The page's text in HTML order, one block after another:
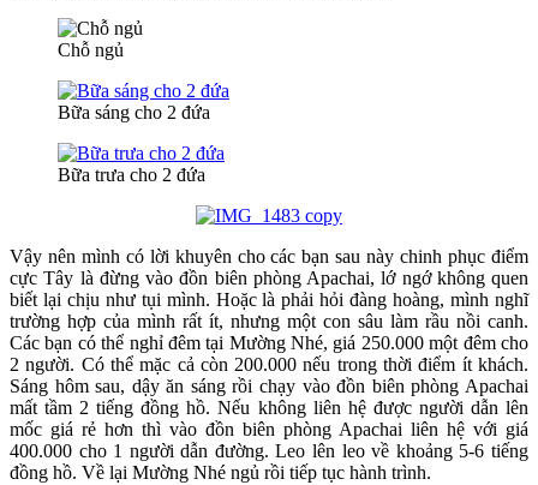
Chỗ ngủ
Bữa sáng cho 2 đứa
Bữa trưa cho 2 đứa
Vậy nên mình có lời khuyên cho các bạn sau này chinh phục điểm
cực Tây là đừng vào đồn biên phòng Apachai, lớ ngớ không quen
biết lại chịu như tụi mình. Hoặc là phải hỏi đàng hoàng, mình nghĩ
trường hợp của mình rất ít, nhưng một con sâu làm rầu nồi canh.
Các bạn có thể nghỉ đêm tại Mường Nhé, giá 250.000 một đêm cho
2 người. Có thể mặc cả còn 200.000 nếu trong thời điểm ít khách.
Sáng hôm sau, dậy ăn sáng rồi chạy vào đồn biên phòng Apachai
mất tầm 2 tiếng đồng hồ. Nếu không liên hệ được người dẫn lên
mốc giá rẻ hơn thì vào đồn biên phòng Apachai liên hệ với giá
400.000 cho 1 người dẫn đường. Leo lên leo về khoảng 5-6 tiếng
đồng hồ. Về lại Mường Nhé ngủ rồi tiếp tục hành trình.